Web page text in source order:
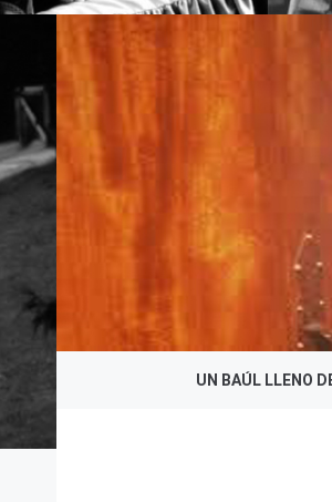
MIEDO, ARCHIVO TELEVICINE
UN BAÚL LLENO